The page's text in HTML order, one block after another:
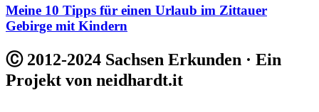
Meine 10 Tipps für einen Urlaub im Zittauer
Gebirge mit Kindern
Ⓒ 2012-2024 Sachsen Erkunden · Ein
Projekt von neidhardt.it